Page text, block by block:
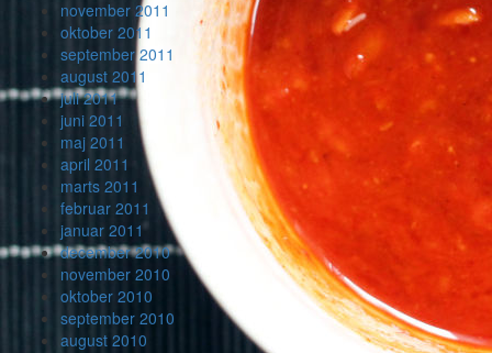
november 2011
oktober 2011
september 2011
august 2011
juli 2011
juni 2011
maj 2011
april 2011
marts 2011
februar 2011
januar 2011
december 2010
november 2010
oktober 2010
september 2010
august 2010